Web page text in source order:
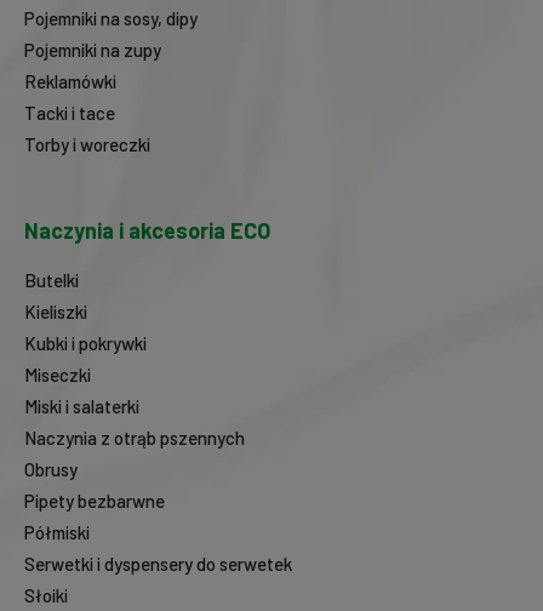
Pojemniki na sosy, dipy
Pojemniki na zupy
Reklamówki
Tacki i tace
Torby i woreczki
Naczynia i akcesoria ECO
Butelki
Kieliszki
Kubki i pokrywki
Miseczki
Miski i salaterki
Naczynia z otrąb pszennych
Obrusy
Pipety bezbarwne
Półmiski
Serwetki i dyspensery do serwetek
Słoiki